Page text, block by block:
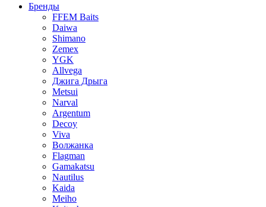
Бренды
FFEM Baits
Daiwa
Shimano
Zemex
YGK
Allvega
Джига Дрыга
Metsui
Narval
Argentum
Decoy
Viva
Волжанка
Flagman
Gamakatsu
Nautilus
Kaida
Meiho